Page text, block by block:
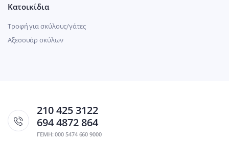
Κατοικίδια
Τροφή για σκύλους/γάτες
Αξεσουάρ σκύλων
210 425 3122
694 4872 864
ΓΕΜΗ: 000 5474 660 9000